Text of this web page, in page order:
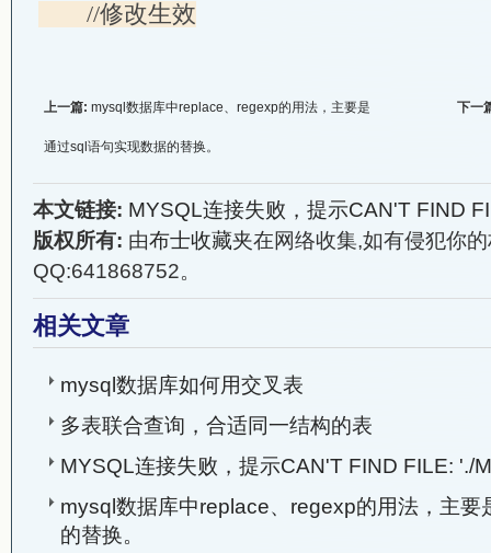
//修改生效
上一篇: mysql数据库中replace、regexp的用法，主要是
通过sql语句实现数据的替换。
下一
本文链接: MYSQL连接失败，提示CAN'T FIND
版权所有: 由布士收藏夹在网络收集,如有侵犯你
QQ:641868752。
相关文章
mysql数据库如何用交叉表
多表联合查询，合适同一结构的表
MYSQL连接失败，提示CAN'T FIND FILE: './
mysql数据库中replace、regexp的用法，主要
的替换。